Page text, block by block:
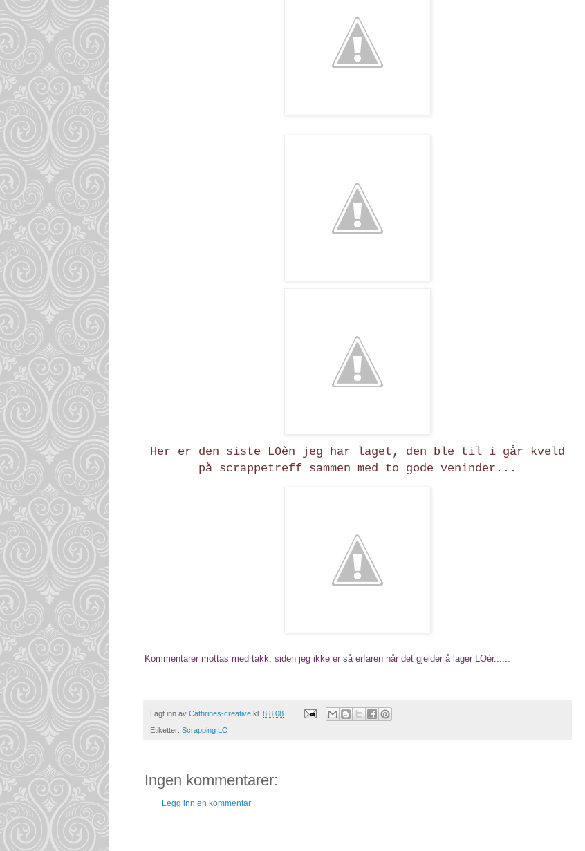
Her er den siste LOèn jeg har laget, den ble til i går kveld
på scrappetreff sammen med to gode veninder...
Kommentarer mottas med takk, siden jeg ikke er så erfaren når det gjelder å lager LOèr......
Lagt inn av Cathrines-creative kl. 8.8.08
Etiketter: Scrapping LO
Ingen kommentarer:
Legg inn en kommentar